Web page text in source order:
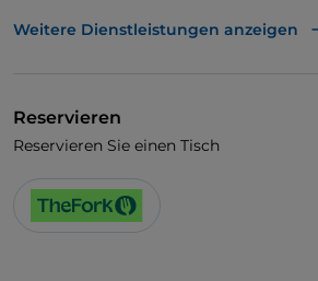
Visa
Weitere Dienstleistungen anzeigen
Reservieren
Reservieren Sie einen Tisch